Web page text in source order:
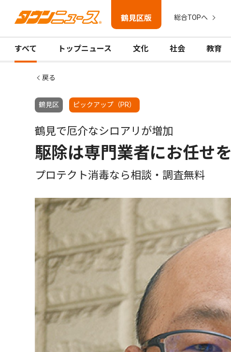
鶴見区版 総合TOPへ
すべて トップニュース 文化 社会 教育
戻る
鶴見区 ピックアップ（PR）
鶴見で厄介なシロアリが増加
駆除は専門業者にお任せを
プロテクト消毒なら相談・調査無料